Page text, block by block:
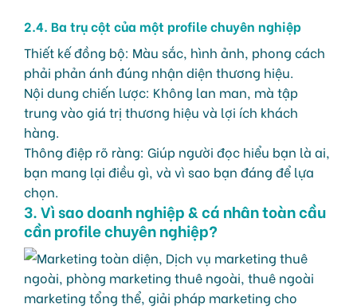
2.4. Ba trụ cột của một profile chuyên nghiệp
Thiết kế đồng bộ: Màu sắc, hình ảnh, phong cách
phải phản ánh đúng nhận diện thương hiệu.
Nội dung chiến lược: Không lan man, mà tập
trung vào giá trị thương hiệu và lợi ích khách
hàng.
Thông điệp rõ ràng: Giúp người đọc hiểu bạn là ai,
bạn mang lại điều gì, và vì sao bạn đáng để lựa
chọn.
3. Vì sao doanh nghiệp & cá nhân toàn cầu
cần profile chuyên nghiệp?